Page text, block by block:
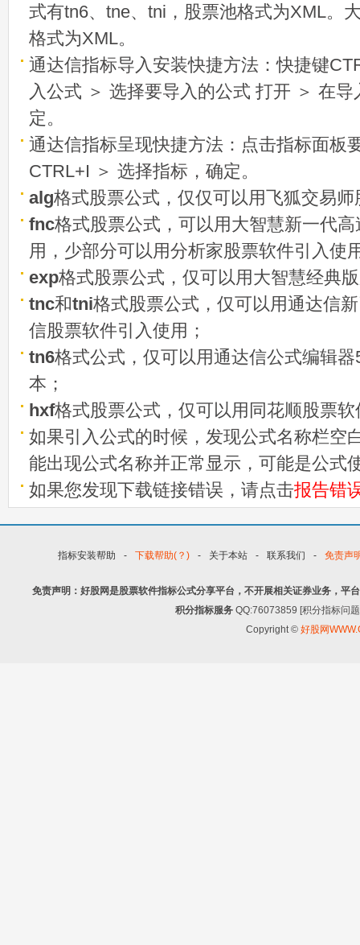
式有tn6、tne、tni，股票池格式为XML。
格式为XML。
通达信指标导入安装快捷方法：快捷键
入公式 ＞ 选择要导入的公式 打开 ＞ 在
定。
通达信指标呈现快捷方法：点击指标面板
CTRL+I ＞ 选择指标，确定。
alg格式股票公式，仅仅可以用飞狐交易
fnc格式股票公式，可以用大智慧新一代
用，少部分可以用分析家股票软件引入使
exp格式股票公式，仅可以用大智慧经典
tnc和tni格式股票公式，仅可以用通达信
信股票软件引入使用；
tn6格式公式，仅可以用通达信公式编辑
本；
hxf格式股票公式，仅可以用同花顺股票
如果引入公式的时候，发现公式名称栏空
能出现公式名称并正常显示，可能是公式
如果您发现下载链接错误，请点击报告错
指标安装帮助 - 下载帮助(？) - 关于本站 - 联系我们 - 免责声
免责声明：好股网是股票软件指标公式分享平台，不开展相关证券业务，平
积分指标服务 QQ:76073859 [积分指标问
Copyright © 好股网